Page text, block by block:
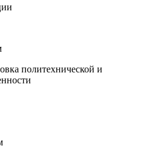
политехнической и